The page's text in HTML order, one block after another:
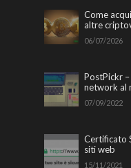
Come
altre
06/07/2026
PostPickr
network al
07/09/2022
Certificato
siti web
15/11/2021